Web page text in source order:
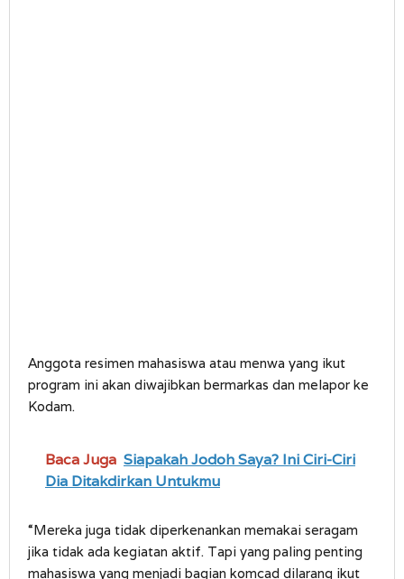
Anggota resimen mahasiswa atau menwa yang ikut
program ini akan diwajibkan bermarkas dan melapor ke
Kodam.
Baca Juga Siapakah Jodoh Saya? Ini Ciri-Ciri
Dia Ditakdirkan Untukmu
“Mereka juga tidak diperkenankan memakai seragam
jika tidak ada kegiatan aktif. Tapi yang paling penting
mahasiswa yang menjadi bagian komcad dilarang ikut